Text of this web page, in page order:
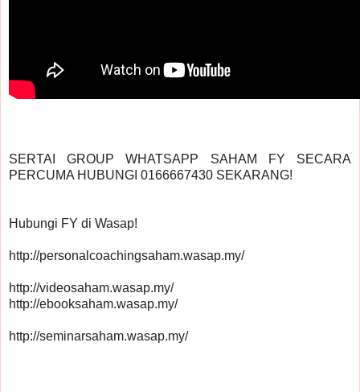
SERTAI GROUP WHATSAPP SAHAM FY SECARA
PERCUMA HUBUNGI 0166667430 SEKARANG!
Hubungi FY di Wasap!
http://personalcoachingsaham.wasap.my/
http://videosaham.wasap.my/
http://ebooksaham.wasap.my/
http://seminarsaham.wasap.my/